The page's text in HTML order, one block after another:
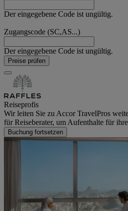
Der eingegebene Code ist ungültig.
Zugangscode (SC,AS...)
Der eingegebene Code ist ungültig.
Preise prüfen
Reiseprofis
Wir leiten Sie zu Accor TravelPros
für Reiseberater, um Aufenthalte für
Buchung fortsetzen